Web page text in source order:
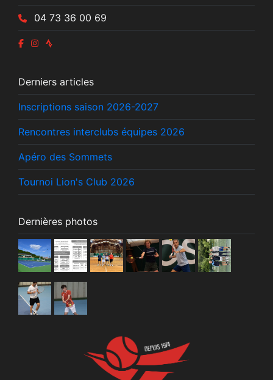
04 73 36 00 69
Derniers articles
Inscriptions saison 2026-2027
Rencontres interclubs équipes 2026
Apéro des Sommets
Tournoi Lion's Club 2026
Dernières photos